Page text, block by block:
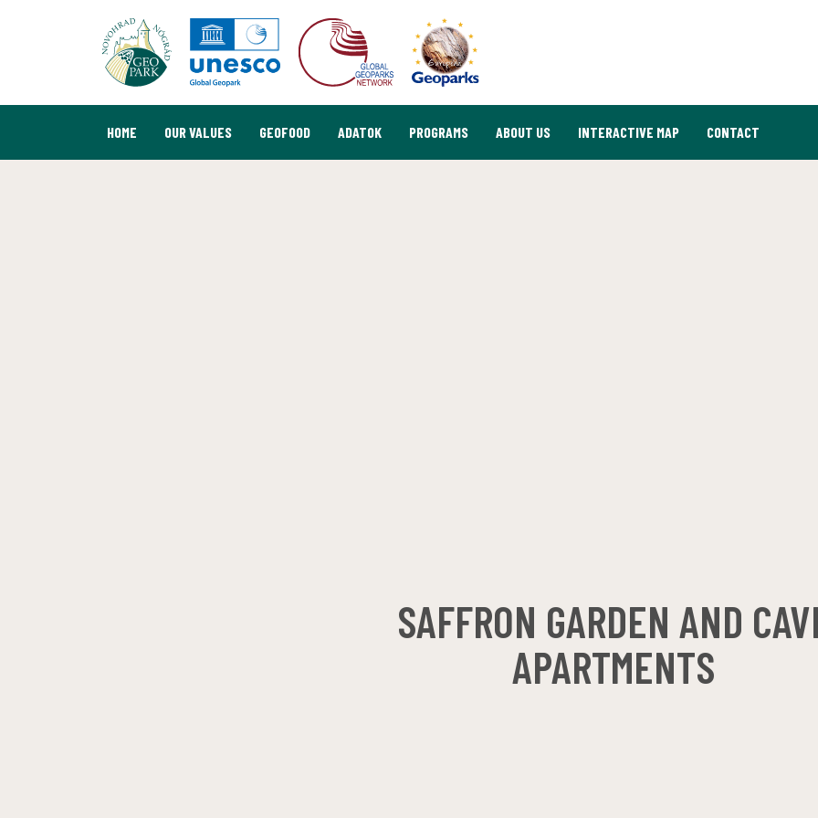
HOME OUR VALUES GEOFOOD ADATOK PROGRAMS ABOUT US INTERACTIVE MAP CONTACT
SAFFRON GARDEN AND
APARTMENTS